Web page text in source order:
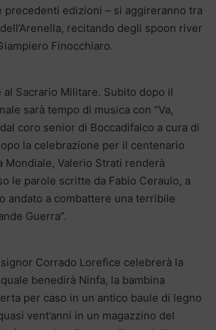
precedenti edizioni – si aggireranno tra
recitando degli spoon river
Finocchiaro.
al Sacrario Militare. Subito dopo il
sarà tempo di musica con “Va,
coro senior di Boccadifalco a cura di
la celebrazione per il centenario
Mondiale, Valerio Strati renderà
le parole scritte da Fabio Ceraulo, a
andato a combattere una terribile
Guerra”.
Corrado Lorefice celebrerà la
benedirà Ninfa, la bambina
per caso in un antico baule di legno
vent’anni in un magazzino del